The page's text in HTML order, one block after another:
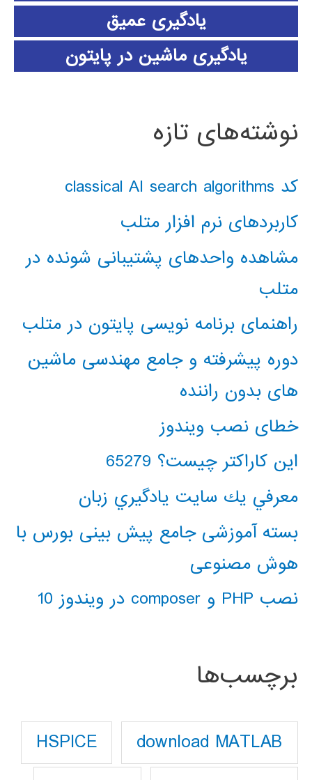
یادگیری عمیق
یادگیری ماشین در پایتون
نوشته‌های تازه
کد classical AI search algorithms
کاربردهای نرم افزار متلب
مشاهده واحدهای پشتیبانی شونده در
متلب
راهنمای برنامه نویسی پایتون در متلب
دوره پیشرفته و جامع مهندسی ماشین
های بدون راننده
خطای نصب ویندوز
این کاراکتر چیست؟ 65279
معرفي يك سايت يادگيري زبان
بسته آموزشی جامع پیش بینی بورس با
هوش مصنوعی
نصب PHP و composer در ویندوز 10
برچسب‌ها
download MATLAB
HSPICE